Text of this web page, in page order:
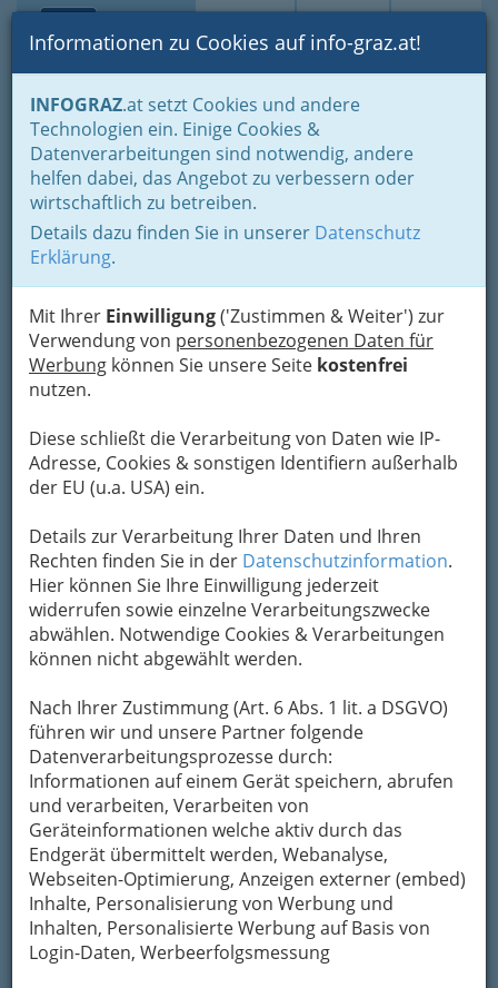
Suche Login Toggle
Informationen zu Cookies auf info-graz.at!
INFOGRAZ.at setzt Cookies und andere
Technologien ein. Einige Cookies &
Datenverarbeitungen sind notwendig, andere
helfen dabei, das Angebot zu verbessern oder
wirtschaftlich zu betreiben.
Details dazu finden Sie in unserer Datenschutz
Erklärung.
Mit Ihrer Einwilligung('Zustimmen & Weiter') zur
Verwendung von personenbezogenen Daten für
Werbung können Sie unsere Seite kostenfrei
nutzen.
Diese schließt die Verarbeitung von Daten wie IP-
Adresse, Cookies & sonstigen Identifiern außerhalb
der EU (u.a. USA) ein.
Details zur Verarbeitung Ihrer Daten und Ihren
Rechten finden Sie in der Datenschutzinformation.
Hier können Sie Ihre Einwilligung jederzeit
widerrufen sowie einzelne Verarbeitungszwecke
abwählen. Notwendige Cookies & Verarbeitungen
können nicht abgewählt werden.
Nach Ihrer Zustimmung (Art. 6 Abs. 1 lit. a DSGVO)
führen wir und unsere Partner folgende
Datenverarbeitungsprozesse durch:
Informationen auf einem Gerät speichern, abrufen
und verarbeiten, Verarbeiten von
Geräteinformationen welche aktiv durch das
Endgerät übermittelt werden, Webanalyse,
Webseiten-Optimierung, Anzeigen externer (embed)
Inhalte, Personalisierung von Werbung und
Inhalten, Personalisierte Werbung auf Basis von
Login-Daten, Werbeerfolgsmessung
Home Branchen
Einkaufen & Schenken - der Handel
Handel in Graz
Dinge des täglichen Lebens
Schuhhandel - Schuhe machen Leute
Baumgartner Schuh & Mode
GmbH
Annenstraße 1, 8020 Graz
+43 316 710 187
Gutschein
Karte
Adresse mit Google Maps anschauen
Kontaktaufnahme
Um die Info-Graz Firmenvor Spam-Mails zu
bewahren , verwenden wir an dieser Stelle zur
Übermittlung Ihrer Nachricht ein sicheres
Absenden umgehend per Mail an das
Unternehmen Baumgartner Schuh & Mode
GmbH weitergeleitet.
Mein Name
Meine Email Adresse
Mein Betreff